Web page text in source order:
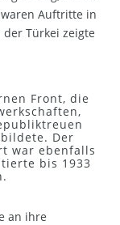
Auftritte in
Türkei zeigte
Front, die
Der
war ebenfalls
bis 1933
an ihre